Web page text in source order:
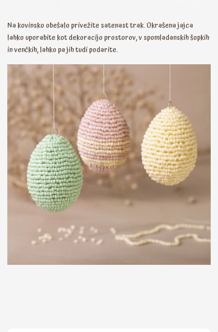
Na kovinsko obešalo privežite satenast trak. Okrašena jajca
lahko uporabite kot dekoracijo prostorov, v spomladanskih šopkih
in venčkih, lahko pa jih tudi podarite.